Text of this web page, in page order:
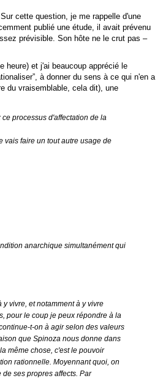
cette question, je me rappelle d'une
publié une étude, il avait prévenu
prévisible. Son hôte ne le crut pas –
heure) et j'ai beaucoup apprécié le
à donner du sens à ce qui n'en a
du vraisemblable, cela dit), une
processus d'affectation de la
vais faire un tout autre usage de
anarchique simultanément qui
vivre, et notamment à y vivre
pour le coup je peux répondre à la
t-on à agir selon des valeurs
que Spinoza nous donne dans
même chose, c'est le pouvoir
rationnelle. Moyennant quoi, on
ses propres affects. Par